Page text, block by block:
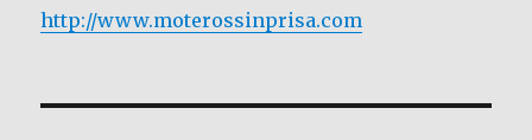
http://www.moterossinprisa.com